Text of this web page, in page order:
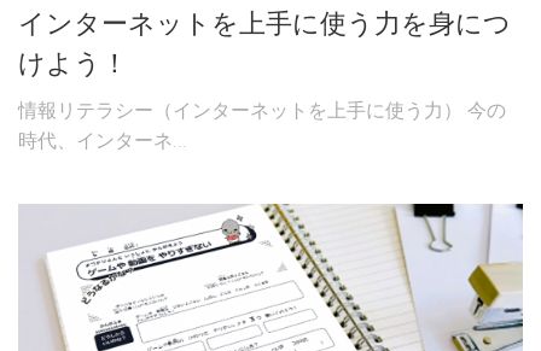
インターネットを上手に使う力を身につ
けよう！
情報リテラシー（インターネットを上手に使う力） 今の
時代、インターネ...